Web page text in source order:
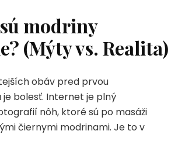
modriny
(Mýty vs. Realita)
obáv pred prvou
bolesť. Internet je plný
nôh, ktoré sú po masáži
čiernymi modrinami. Je to v